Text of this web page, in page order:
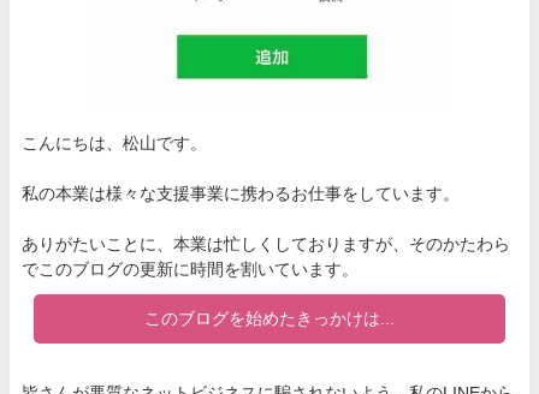
こんにちは、松山です。
私の本業は様々な支援事業に携わるお仕事をしています。
ありがたいことに、本業は忙しくしておりますが、そのかたわら
でこのブログの更新に時間を割いています。
このブログを始めたきっかけは...